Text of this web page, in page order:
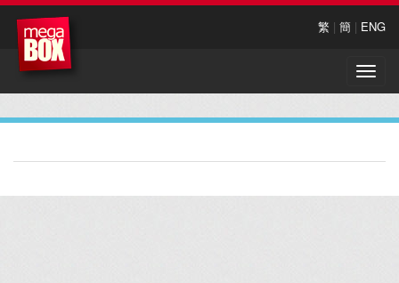
繁 | 簡 | ENG
Toggle